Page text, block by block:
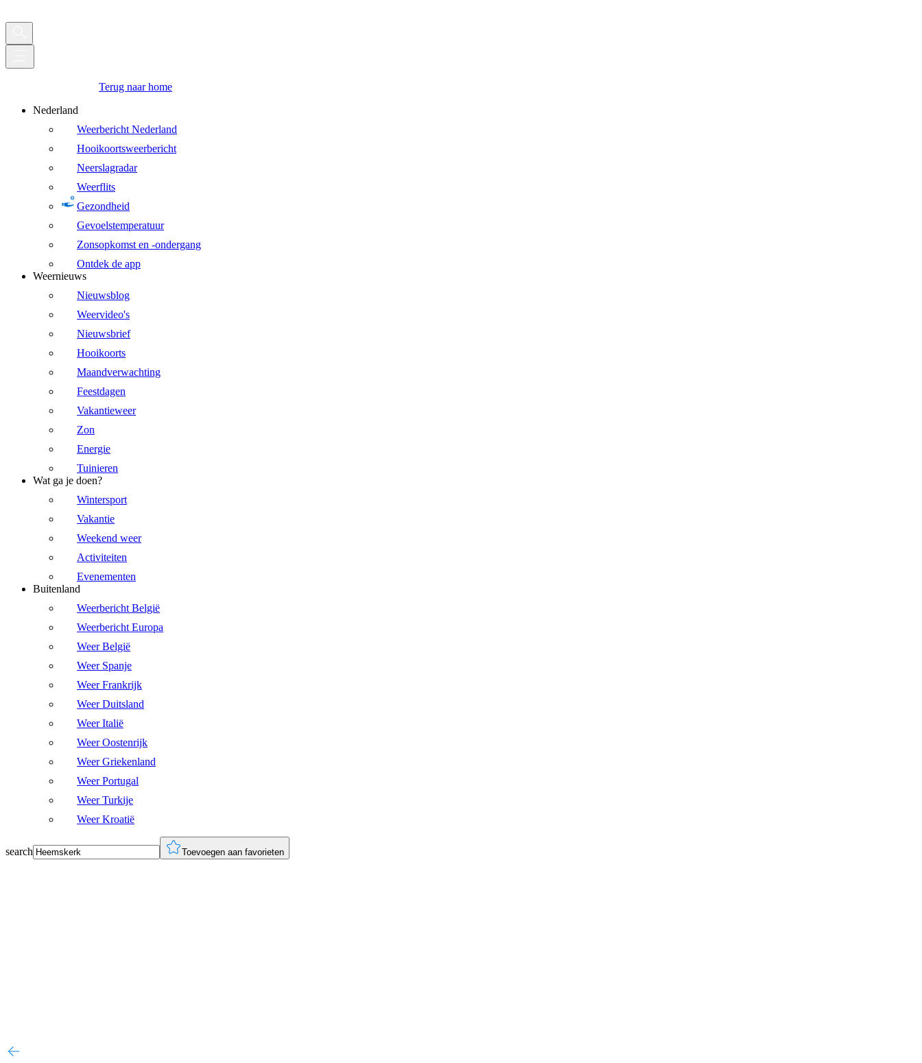
Terug naar home
Nederland
Weerbericht Nederland
Hooikoortsweerbericht
Neerslagradar
Weerflits
Gezondheid
Gevoelstemperatuur
Zonsopkomst en -ondergang
Ontdek de app
Weernieuws
Nieuwsblog
Weervideo's
Nieuwsbrief
Hooikoorts
Maandverwachting
Feestdagen
Vakantieweer
Zon
Energie
Tuinieren
Wat ga je doen?
Wintersport
Vakantie
Weekend weer
Activiteiten
Evenementen
Buitenland
Weerbericht België
Weerbericht Europa
Weer België
Weer Spanje
Weer Frankrijk
Weer Duitsland
Weer Italië
Weer Oostenrijk
Weer Griekenland
Weer Portugal
Weer Turkije
Weer Kroatië
search Toevoegen aan favorieten